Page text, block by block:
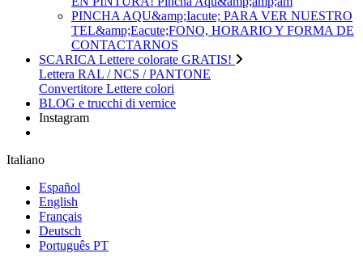
PINCHA AQU&amp;Iacute; PARA VER NUESTRO
TEL&amp;Eacute;FONO, HORARIO Y FORMA DE
CONTACTARNOS
SCARICA Lettere colorate GRATIS!
Lettera RAL / NCS / PANTONE
Convertitore Lettere colori
BLOG e trucchi di vernice
Instagram
Italiano
Español
English
Français
Deutsch
Português PT